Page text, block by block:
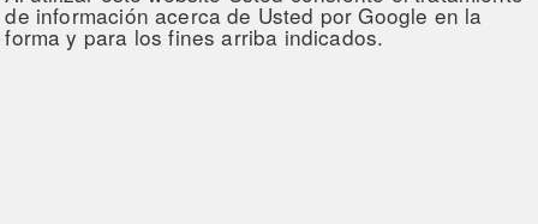
de información acerca de Usted por Google en la
forma y para los fines arriba indicados.